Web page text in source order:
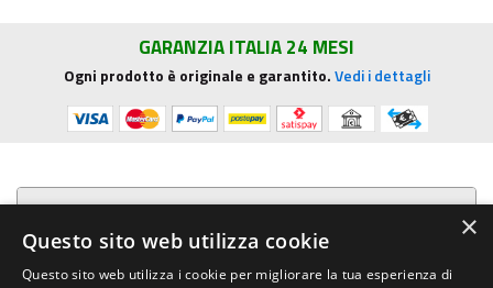
GARANZIA ITALIA 24 MESI
Ogni prodotto è originale e garantito.Vedi i dettagli
Presentazione aziendale
Acquista su R.G. Sound
×
Questo sito web utilizza cookie
Questo sito web utilizza i cookie per migliorare la tua esperienza di